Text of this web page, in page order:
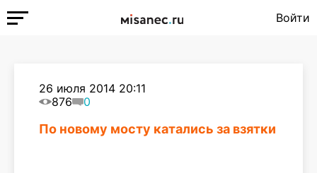
Войти
26 июля 2014 20:11
876
0
По новому мосту катались за взятки